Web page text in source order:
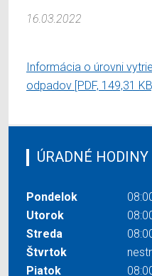
16.03.2022
Informácia o úrovni
odpadov [PDF, 149,31
ÚRADNÉ HODINY
Pondelok
Utorok
Streda
Štvrtok
Piatok